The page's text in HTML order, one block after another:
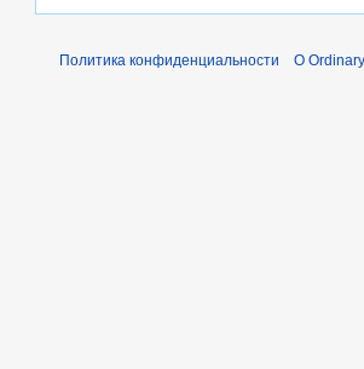
Политика конфиденциальности О